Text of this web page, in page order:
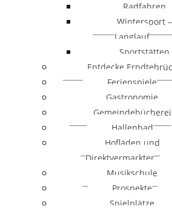
Radfahren
Wintersport –
Langlauf
Sportstätten
Entdecke
Ferienspiele
Gastronomie
Gemeindebücherei
Hallenbad
Hofläden und
Direktvermarkter
Musikschule
Prospekte
Spielplätze